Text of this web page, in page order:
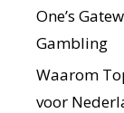
One’s
Gambling
Waarom
voor